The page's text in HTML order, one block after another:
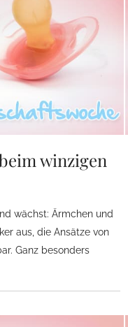
winzigen
wächst: Ärmchen und
aus, die Ansätze von
Ganz besonders